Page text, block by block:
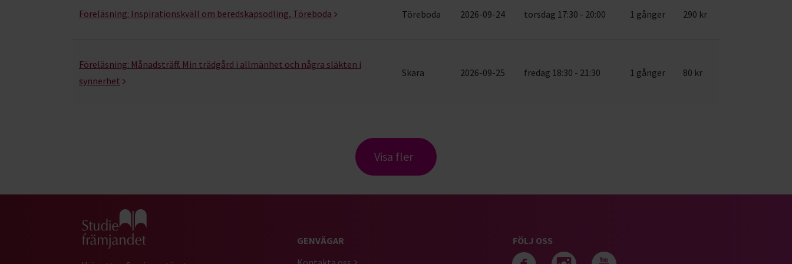
Föreläsning: Inspirationskväll om beredskapsodling, Töreboda Töreboda 2026-09-24 torsdag 17:30 - 20:00 1 gånger 290 kr
Föreläsning: Månadsträff. Min trädgård i allmänhet och några släkten i
synnerhet
Skara 2026-09-25 fredag 18:30 - 21:30 1 gånger 80 kr
Visa fler
Gå till studiefrämjandets startsida
GENVÄGAR
FÖLJ OSS